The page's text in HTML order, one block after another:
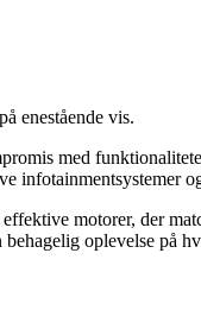
enestående vis.
med
motorer, der
oplevelse på